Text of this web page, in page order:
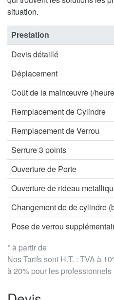
situation.
* à partir de
Nos Tarifs sont H.T. : TVA à
à 20% pour les professionnels
Prestation
Devis détaillé
Déplacement
Coût de la mainœuvre (/
Remplacement de Cylindre
Remplacement de Verrou
Serrure 3 points
Ouverture de Porte
Ouverture de rideau
Changement de de cylindre
Pose de verrou